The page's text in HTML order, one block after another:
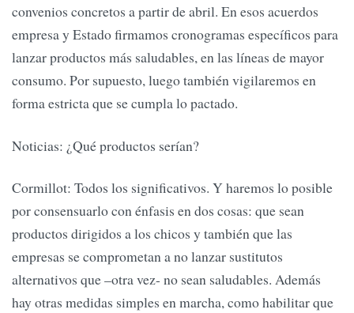
convenios concretos a partir de abril. En esos acuerdos
empresa y Estado firmamos cronogramas específicos para
lanzar productos más saludables, en las líneas de mayor
consumo. Por supuesto, luego también vigilaremos en
forma estricta que se cumpla lo pactado.
Noticias: ¿Qué productos serían?
Cormillot: Todos los significativos. Y haremos lo posible
por consensuarlo con énfasis en dos cosas: que sean
productos dirigidos a los chicos y también que las
empresas se comprometan a no lanzar sustitutos
alternativos que –otra vez- no sean saludables. Además
hay otras medidas simples en marcha, como habilitar que